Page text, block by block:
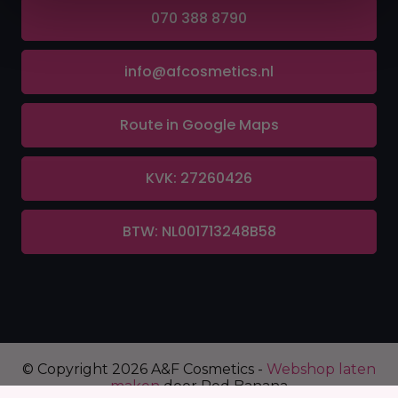
070 388 8790
info@afcosmetics.nl
Route in Google Maps
KVK: 27260426
BTW: NL001713248B58
© Copyright 2026 A&F Cosmetics - Webshop laten
makendoor Red Banana